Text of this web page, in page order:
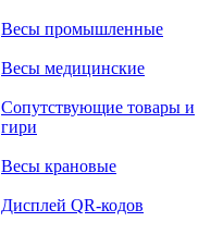
Весы промышленные
Весы медицинские
Сопутствующие товары и
гири
Весы крановые
Дисплей QR-кодов